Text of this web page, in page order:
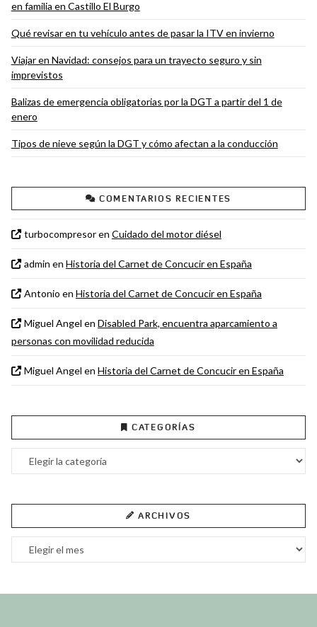
en familia en Castillo El Burgo
Qué revisar en tu vehículo antes de pasar la ITV en invierno
Viajar en Navidad: consejos para un trayecto seguro y sin
imprevistos
Balizas de emergencia obligatorias por la DGT a partir del 1 de
enero
Tipos de nieve según la DGT y cómo afectan a la conducción
COMENTARIOS RECIENTES
turbocompresoren Cuidado del motor diésel
admin en Historia del Carnet de Concucir en España
Antonio en Historia del Carnet de Concucir en España
Miguel Angel en Disabled Park, encuentra aparcamiento a
personas con movilidad reducida
Miguel Angel en Historia del Carnet de Concucir en España
CATEGORÍAS
Categorías
ARCHIVOS
Archivos